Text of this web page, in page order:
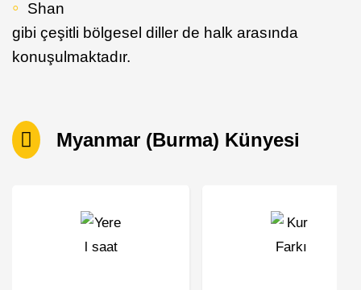
Shan
gibi çeşitli bölgesel diller de halk arasında
konuşulmaktadır.
Myanmar (Burma) Künyesi